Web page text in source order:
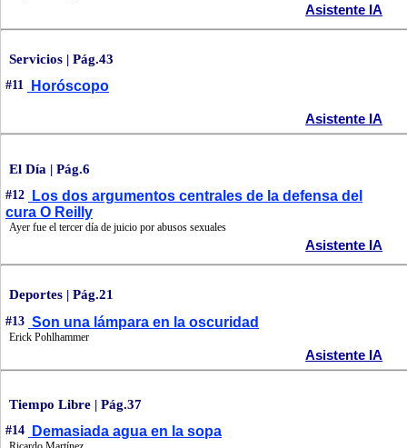
Asistente IA
Servicios | Pág.43
#11 Horóscopo
Asistente IA
El Día | Pág.6
#12
Los dos argumentos centrales de la defensa del
cura O Reilly
Ayer fue el tercer día de juicio por abusos sexuales
Asistente IA
Deportes | Pág.21
#13 Son una lámpara en la oscuridad
Erick Pohlhammer
Asistente IA
Tiempo Libre | Pág.37
#14 Demasiada agua en la sopa